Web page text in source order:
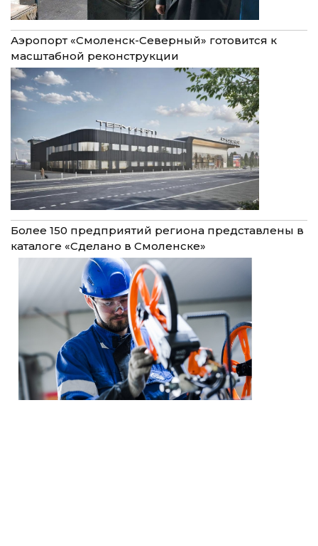
Аэропорт «Смоленск-Северный» готовится к
масштабной реконструкции
Более 150 предприятий региона представлены в
каталоге «Сделано в Смоленске»